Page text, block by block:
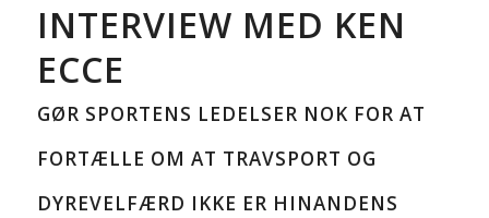
INTERVIEW MED KEN
ECCE
GØR SPORTENS LEDELSER NOK FOR AT
FORTÆLLE OM AT TRAVSPORT OG
DYREVELFÆRD IKKE ER HINANDENS